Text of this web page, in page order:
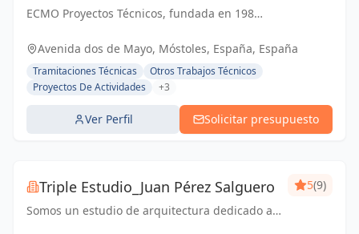
ECMO Proyectos Técnicos, fundada en 1989,
experiencia en la elaboración y tramitación
de proyectos de ingeniería, tanto
industriales,...
Avenida dos de Mayo, Móstoles, España, España
Tramitaciones Técnicas
Otros Trabajos Técnicos
Proyectos De Actividades
+3
Ver Perfil Solicitar presupuesto
Triple Estudio_Juan Pérez Salguero
Somos un estudio de arquitectura dedicado a
5(9)